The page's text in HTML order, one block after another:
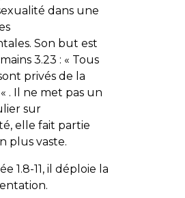
dans une
Son but est
3.23 : « Tous
privés de la
« . Il ne met pas un
sur
elle fait partie
plus vaste.
1.8-11, il déploie la